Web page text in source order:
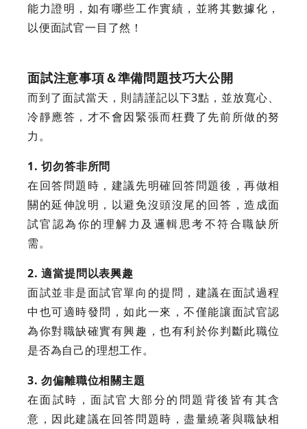
能力證明，如有哪些工作實績，並將其數據化，
以便面試官一目了然！
面試注意事項＆準備問題技巧大公開
而到了面試當天，則請謹記以下3點，並放寬心、
冷靜應答，才不會因緊張而枉費了先前所做的努
力。
1. 切勿答非所問
在回答問題時，建議先明確回答問題後，再做相
關的延伸說明，以避免沒頭沒尾的回答，造成面
試官認為你的理解力及邏輯思考不符合職缺所
需。
2. 適當提問以表興趣
面試並非是面試官單向的提問，建議在面試過程
中也可適時發問，如此一來，不僅能讓面試官認
為你對職缺確實有興趣，也有利於你判斷此職位
是否為自己的理想工作。
3. 勿偏離職位相關主題
在面試時，面試官大部分的問題背後皆有其含
意，因此建議在回答問題時，盡量繞著與職缺相